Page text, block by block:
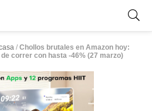
/ Chollos brutales en Amazon hoy:
correr con hasta -46% (27 marzo)